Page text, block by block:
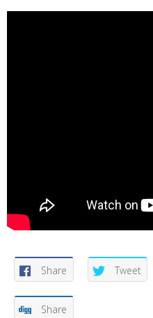
Share Tweet
Share